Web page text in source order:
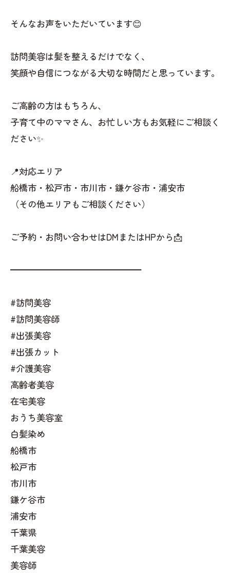
そんなお声をいただいています😊
訪問美容は髪を整えるだけでなく、
笑顔や自信につながる大切な時間だと思っています。
ご高齢の方はもちろん、
子育て中のママさん、お忙しい方もお気軽にご相談く
ださい✨
📍対応エリア
船橋市・松戸市・市川市・鎌ケ谷市・浦安市
（その他エリアもご相談ください）
ご予約・お問い合わせはDMまたはHPから📩
━━━━━━━━━━━━━━━
#訪問美容
#訪問美容師
#出張美容
#出張カット
#介護美容
高齢者美容
在宅美容
おうち美容室
白髪染め
船橋市
松戸市
市川市
鎌ケ谷市
浦安市
千葉県
千葉美容
美容師